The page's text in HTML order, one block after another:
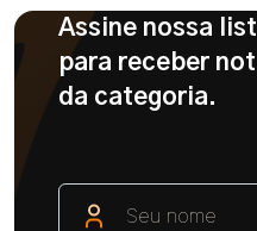
Assine nossa
para receber
da categoria.